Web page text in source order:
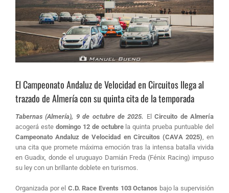
El Campeonato Andaluz de Velocidad en Circuitos llega al
trazado de Almería con su quinta cita de la temporada
Tabernas (Almería), 9 de octubre de 2025. ElCircuito de Almería
acogerá este domingo 12 de octubrela quinta prueba puntuable del
Campeonato Andaluz de Velocidad en Circuitos (CAVA 2025), en
una cita que promete máxima emoción tras la intensa batalla vivida
en Guadix, donde el uruguayo Damián Freda (Fénix Racing) impuso
su ley con un brillante doblete en turismos.
Organizada por el C.D. Race Events 103 Octanos bajo la supervisión